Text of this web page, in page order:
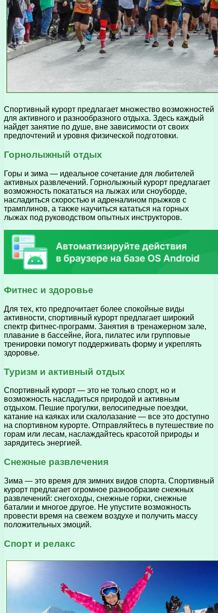
Спортивный курорт предлагает множество возможностей
для активного и разнообразного отдыха. Здесь каждый
найдет занятие по душе, вне зависимости от своих
предпочтений и уровня физической подготовки.
Горнолыжный отдых
Горы и зима — идеальное сочетание для любителей
активных развлечений. Горнолыжный курорт предлагает
возможность покататься на лыжах или сноуборде,
насладиться скоростью и адреналином прыжков с
трамплинов, а также научиться кататься на горных
лыжах под руководством опытных инструкторов.
Фитнес и здоровье
Для тех, кто предпочитает более спокойные виды
активности, спортивный курорт предлагает широкий
спектр фитнес-программ. Занятия в тренажерном зале,
плавание в бассейне, йога, пилатес или групповые
тренировки помогут поддерживать форму и укреплять
здоровье.
Туризм и активный отдых
Спортивный курорт — это не только спорт, но и
возможность насладиться природой и активным
отдыхом. Пешие прогулки, велосипедные поездки,
катание на каяках или скалолазание — все это доступно
на спортивном курорте. Отправляйтесь в путешествие по
горам или лесам, наслаждайтесь красотой природы и
зарядитесь энергией.
Снежные развлечения
Зима — это время для зимних видов спорта. Спортивный
курорт предлагает огромное разнообразие снежных
развлечений: снегоходы, снежные горки, снежные
баталии и многое другое. Не упустите возможность
провести время на свежем воздухе и получить массу
положительных эмоций.
Спорт и релакс